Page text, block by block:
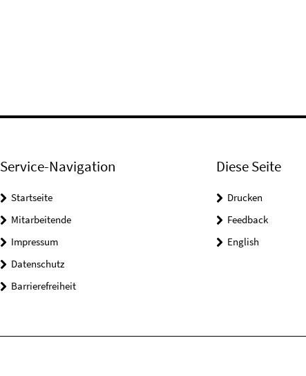
Service-Navigation
Startseite
Mitarbeitende
Impressum
Datenschutz
Barrierefreiheit
Diese Seite
Drucken
Feedback
English